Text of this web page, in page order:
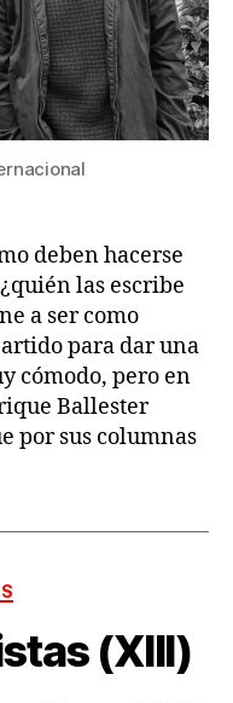
deben hacerse
las escribe
a ser como
para dar una
cómodo, pero en
Ballester
por sus columnas
(XIII)